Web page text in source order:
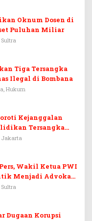
Oknum Dosen di
Puluhan Miliar
Tiga Tersangka
Ilegal di Bombana
Hukum
Kejanggalan
Tersangka
Jakarta
Wakil Ketua PWI
Menjadi Advokat
Dugaan Korupsi